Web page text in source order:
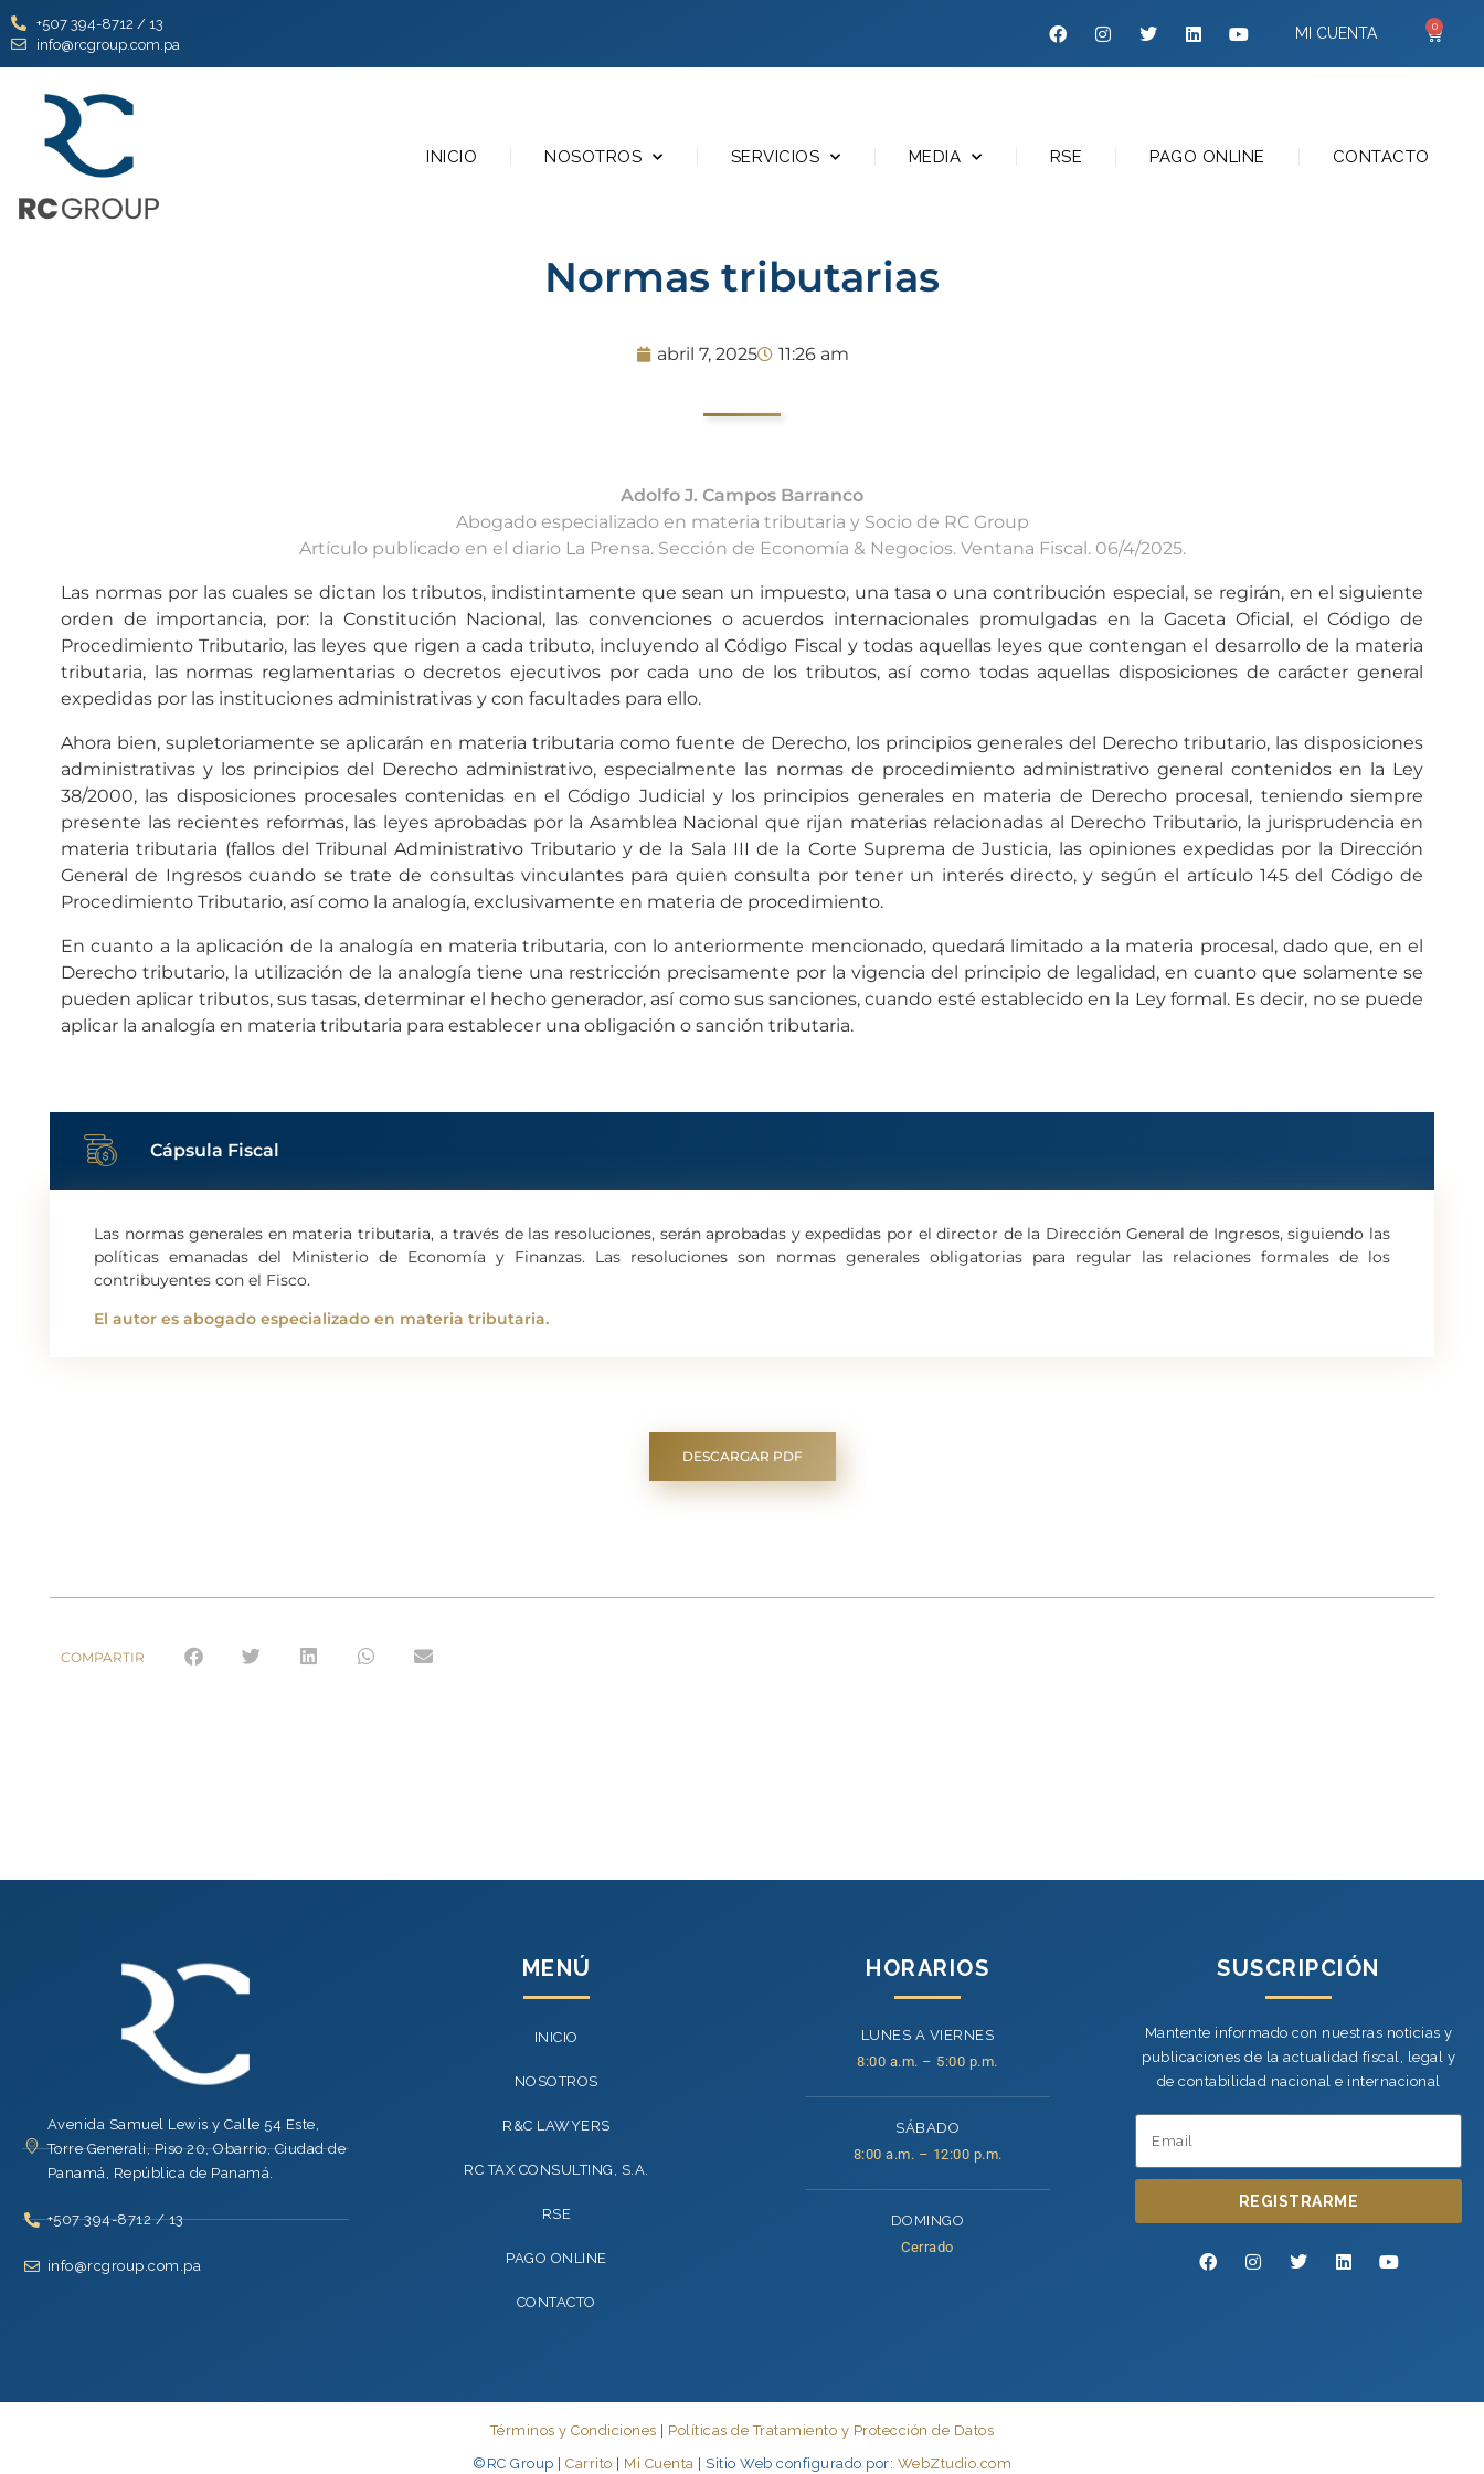
+507 394-8712 / 13
info@rcgroup.com.pa
MI CUENTA 0
INICIO NOSOTROS SERVICIOS MEDIA RSE PAGO ONLINE CONTACTO
Normas tributarias
abril 7, 2025 11:26 am
Adolfo J. Campos Barranco
Abogado especializado en materia tributaria y Socio de RC Group
Artículo publicado en el diario La Prensa. Sección de Economía & Negocios. Ventana Fiscal. 06/4/2025.
Las normas por las cuales se dictan los tributos, indistintamente que sean un impuesto, una tasa o una contribución especial, se regirán, en el siguiente
orden de importancia, por: la Constitución Nacional, las convenciones o acuerdos internacionales promulgadas en la Gaceta Oficial, el Código de
Procedimiento Tributario, las leyes que rigen a cada tributo, incluyendo al Código Fiscal y todas aquellas leyes que contengan el desarrollo de la materia
tributaria, las normas reglamentarias o decretos ejecutivos por cada uno de los tributos, así como todas aquellas disposiciones de carácter general
expedidas por las instituciones administrativas y con facultades para ello.
Ahora bien, supletoriamente se aplicarán en materia tributaria como fuente de Derecho, los principios generales del Derecho tributario, las disposiciones
administrativas y los principios del Derecho administrativo, especialmente las normas de procedimiento administrativo general contenidos en la Ley
38/2000, las disposiciones procesales contenidas en el Código Judicial y los principios generales en materia de Derecho procesal, teniendo siempre
presente las recientes reformas, las leyes aprobadas por la Asamblea Nacional que rijan materias relacionadas al Derecho Tributario, la jurisprudencia en
materia tributaria (fallos del Tribunal Administrativo Tributario y de la Sala III de la Corte Suprema de Justicia, las opiniones expedidas por la Dirección
General de Ingresos cuando se trate de consultas vinculantes para quien consulta por tener un interés directo, y según el artículo 145 del Código de
Procedimiento Tributario, así como la analogía, exclusivamente en materia de procedimiento.
En cuanto a la aplicación de la analogía en materia tributaria, con lo anteriormente mencionado, quedará limitado a la materia procesal, dado que, en el
Derecho tributario, la utilización de la analogía tiene una restricción precisamente por la vigencia del principio de legalidad, en cuanto que solamente se
pueden aplicar tributos, sus tasas, determinar el hecho generador, así como sus sanciones, cuando esté establecido en la Ley formal. Es decir, no se puede
aplicar la analogía en materia tributaria para establecer una obligación o sanción tributaria.
Cápsula Fiscal
Las normas generales en materia tributaria, a través de las resoluciones, serán aprobadas y expedidas por el director de la Dirección General de Ingresos, siguiendo las
políticas emanadas del Ministerio de Economía y Finanzas. Las resoluciones son normas generales obligatorias para regular las relaciones formales de los
contribuyentes con el Fisco.
El autor es abogado especializado en materia tributaria.
DESCARGAR PDF
COMPARTIR
Avenida Samuel Lewis y Calle 54 Este,
Torre Generali, Piso 20, Obarrio, Ciudad de
Panamá, República de Panamá.
+507 394-8712 / 13
info@rcgroup.com.pa
MENÚ
INICIO
NOSOTROS
R&C LAWYERS
RC TAX CONSULTING, S.A.
RSE
PAGO ONLINE
CONTACTO
HORARIOS
LUNES A VIERNES
8:00 a.m. – 5:00 p.m.
SÁBADO
8:00 a.m. – 12:00 p.m.
DOMINGO
Cerrado
SUSCRIPCIÓN
Mantente informado con nuestras noticias y
publicaciones de la actualidad fiscal, legal y
de contabilidad nacional e internacional
REGISTRARME
Términos y Condiciones
Políticas de Tratamiento y Protección de Datos
©RC Group | Carrito Mi Cuenta | Sitio Web configurado por: WebZtudio.com